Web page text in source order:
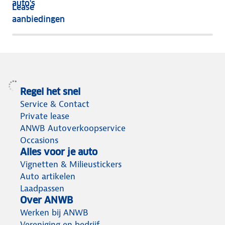
Lease
aanbiedingen
het
meeste
auto's
Regel het snel
Service & Contact
Private lease
ANWB Autoverkoopservice
Occasions
Alles voor je auto
Vignetten & Milieustickers
Auto artikelen
Laadpassen
Over ANWB
Werken bij ANWB